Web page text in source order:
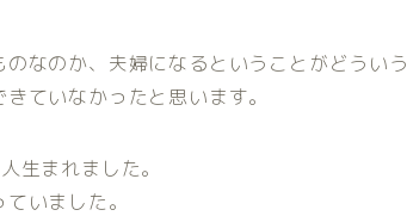
なのか、夫婦になるということがどういう
ていなかったと思います。
生まれました。
いました。